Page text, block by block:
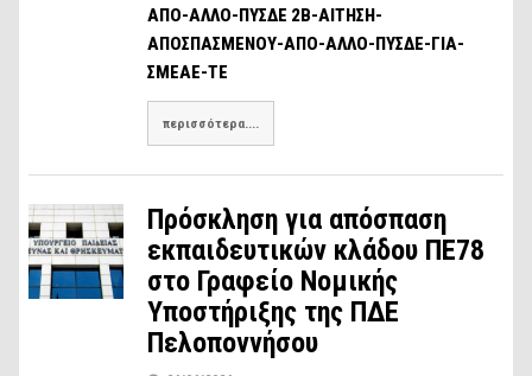
ΑΠΟ-ΑΛΛΟ-ΠΥΣΔΕ 2Β-ΑΙΤΗΣΗ-
ΑΠΟΣΠΑΣΜΕΝΟΥ-ΑΠΟ-ΑΛΛΟ-ΠΥΣΔΕ-ΓΙΑ-
ΣΜΕΑΕ-ΤΕ
περισσότερα....
Πρόσκληση για απόσπαση
εκπαιδευτικών κλάδου ΠΕ78
στο Γραφείο Νομικής
Υποστήριξης της ΠΔΕ
Πελοποννήσου